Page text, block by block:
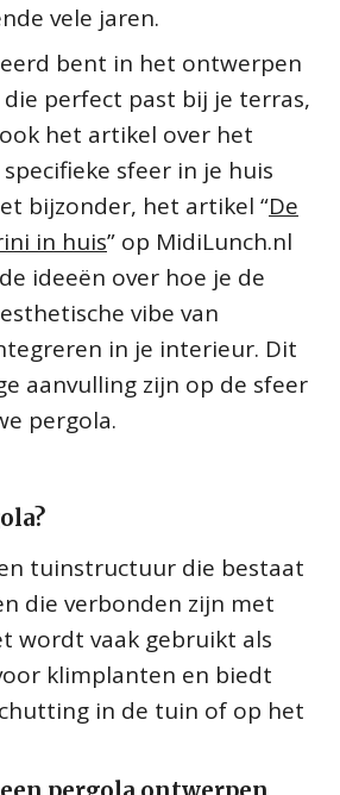
vele jaren.
bent in het ontwerpen
perfect past bij je terras,
het artikel over het
sfeer in je huis
bijzonder, het artikel “De
in huis” op MidiLunch.nl
ideeën over hoe je de
vibe van
in je interieur. Dit
aanvulling zijn op de sfeer
pergola.
tuinstructuur die bestaat
die verbonden zijn met
wordt vaak gebruikt als
klimplanten en biedt
in de tuin of op het